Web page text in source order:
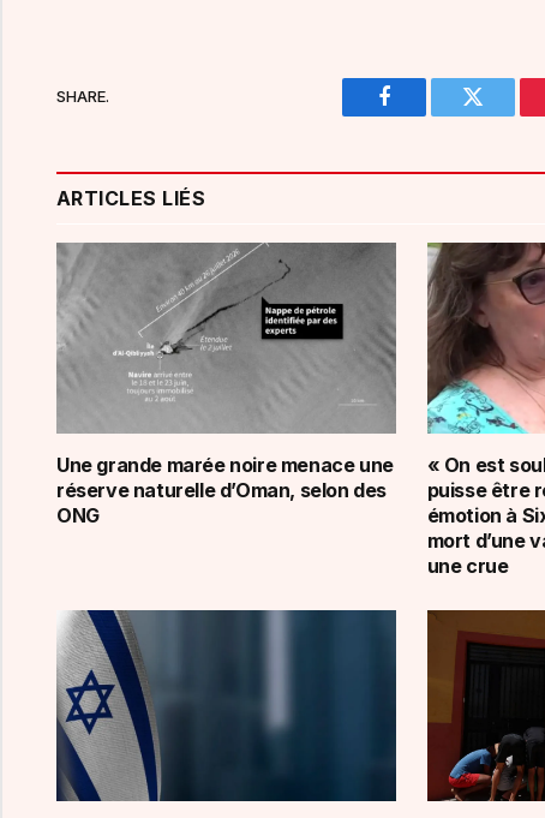
SHARE.
Facebook Twitter
ARTICLES LIÉS
Une grande marée noire menace une
réserve naturelle d’Oman, selon des
ONG
« On est
puisse être
émotion à
mort d’une
une crue